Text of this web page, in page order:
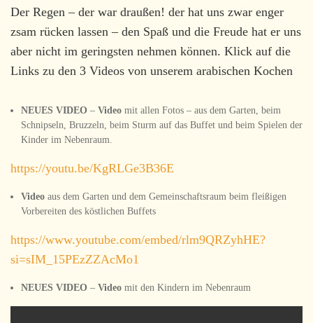
Der Regen – der war draußen! der hat uns zwar enger
zsam rücken lassen – den Spaß und die Freude hat er uns
aber nicht im geringsten nehmen können. Klick auf die
Links zu den 3 Videos von unserem arabischen Kochen
NEUES VIDEO – Video mit allen Fotos – aus dem Garten, beim
Schnipseln, Bruzzeln, beim Sturm auf das Buffet und beim Spielen der
Kinder im Nebenraum.
https://youtu.be/KgRLGe3B36E
Video aus dem Garten und dem Gemeinschaftsraum beim fleißigen
Vorbereiten des köstlichen Buffets
https://www.youtube.com/embed/rlm9QRZyhHE?
si=sIM_15PEzZZAcMo1
NEUES VIDEO – Video mit den Kindern im Nebenraum